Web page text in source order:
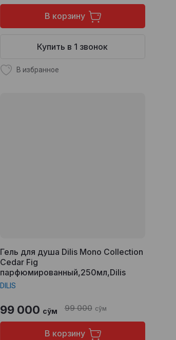
В корзину
Купить в 1 звонок
В избранное
Гель для душа Dilis Mono Collection
Cedar Fig
парфюмированный,250мл,Dilis
DILIS
99 000 сўм
99 000 сўм
В корзину